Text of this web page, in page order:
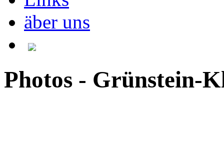
äber uns
Photos - Grünstein-